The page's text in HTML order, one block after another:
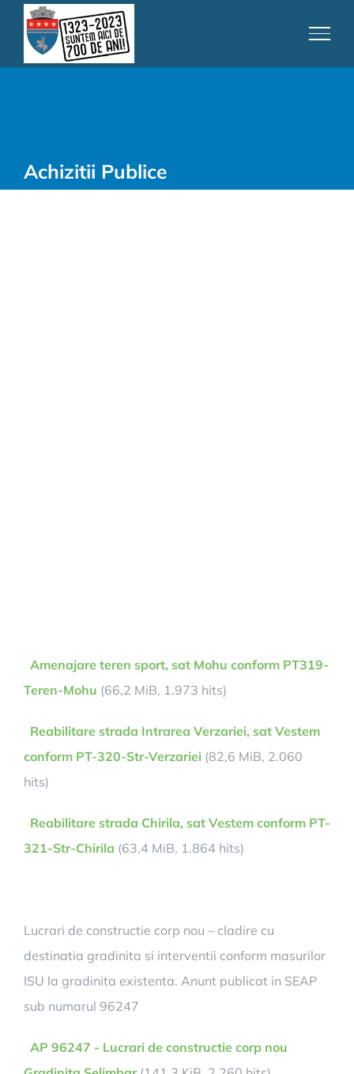
content
Achizitii Publice
Amenajare teren sport, sat Mohu conform PT319-
Teren-Mohu (66,2 MiB, 1.973 hits)
Reabilitare strada Intrarea Verzariei, sat Vestem
conform PT-320-Str-Verzariei (82,6 MiB, 2.060
hits)
Reabilitare strada Chirila, sat Vestem conform PT-
321-Str-Chirila (63,4 MiB, 1.864 hits)
Lucrari de constructie corp nou – cladire cu
destinatia gradinita si interventii conform masurilor
ISU la gradinita existenta. Anunt publicat in SEAP
sub numarul 96247
AP 96247 - Lucrari de constructie corp nou